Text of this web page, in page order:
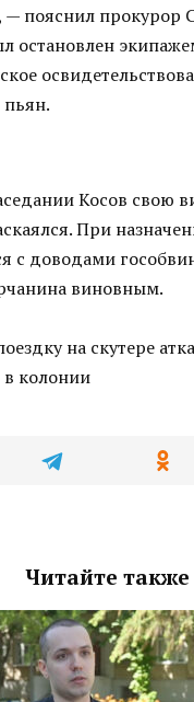
— пояснил прокурор
остановлен
пьян.
Косов свою
При
с доводами
виновным.
Читайте также